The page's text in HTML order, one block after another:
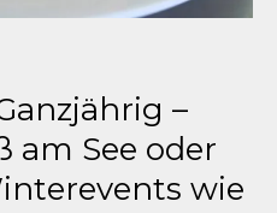
–
am See oder
wie